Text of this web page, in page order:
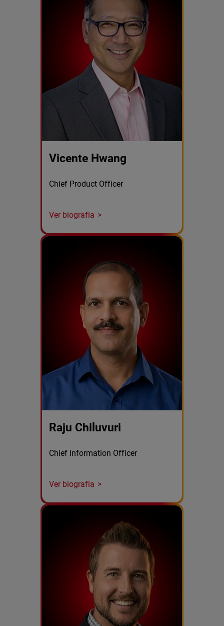
Vicente Hwang
Chief Product Officer
Ver biografia
Raju Chiluvuri
Chief Information Officer
Ver biografia